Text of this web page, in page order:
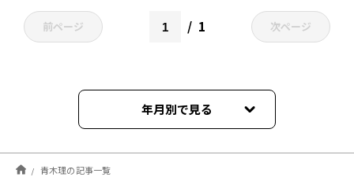
前ページ 1 次ページ
年月別で見る
2026年08月
青木理の記事一覧